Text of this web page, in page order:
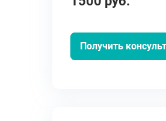
Получить